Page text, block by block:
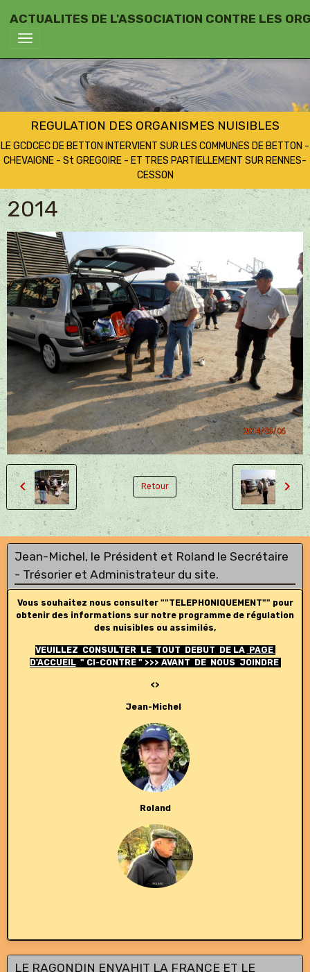
ACTUALITES DE L'ASSOCIATION CONTRE LES
REGULATION DES ORGANISMES NUISIBLES
LE GCDCEC DE BETTON INTERVIENT SUR LES COMMUNES DE BETTON -
CHEVAIGNE - St GREGOIRE - ET TRES PARTIELLEMENT SUR RENNES-
CESSON
2014
Retour
Jean-Michel, le Président et Roland le Secrétaire
- Trésorier et Administrateur du site.
Vous souhaitez nous consulter ""TELEPHONIQUEMENT"" pour
obtenir des informations sur notre programme de régulation
des nuisibles ou assimilés,
VEUILLEZ CONSULTER LE TOUT DEBUT DE LA PAGE
D'ACCUEIL" CI-CONTRE " >>> AVANT DE NOUS JOINDRE
<>
Jean-Michel
Roland
LE RAGONDIN ENVAHIT LA FRANCE ET LE